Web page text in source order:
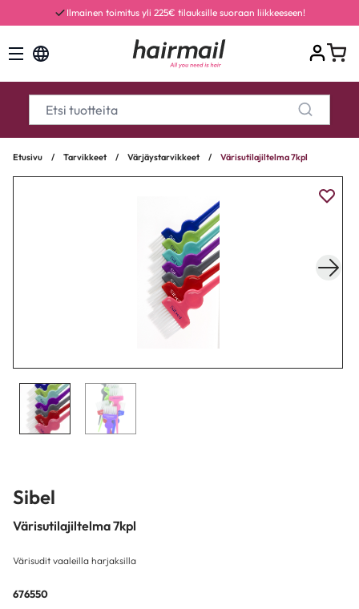
Ilmainen toimitus yli 225€ tilauksille suoraan liikkeeseen!
Etusivu / Tarvikkeet / Värjäystarvikkeet / Värisutilajiltelma 7kpl
Sibel
Värisutilajiltelma 7kpl
Värisudit vaaleilla harjaksilla
676550